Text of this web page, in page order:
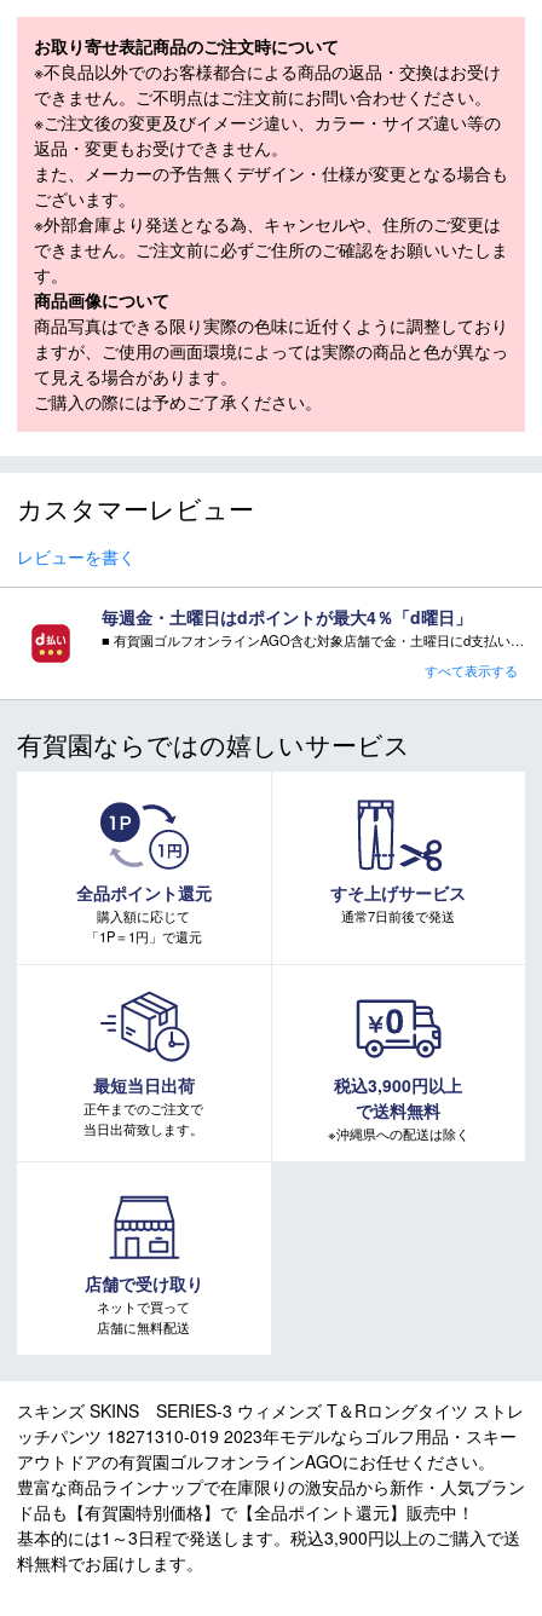
L、ロード ランニング、トレイル ランニング、陸上競技、ダイナ
ミック ヨガ、ジムなどからの回復
原産国：マダガスカル
SPECIFICATION
モデル
素材
ナイロン76％、ポリウレタン24％
メーカー公表サ
イズまたは実寸
サイズ（cm）
サイズガイド
36XS：ウエスト63cm、ヒップ86cm
38S：ウエスト64～73cm、ヒップ91～96cm
40M：ウエスト73～78cm、ヒップ96～
42L：ウエスト78～83cm、ヒップ102～
モデル年
イズ（ヌードサイズ）です。ご自身の身長、ウエストなどにあわせ
てサイズ選びの目安としてください。
・「実寸サイズ」は仕上がりサイズです。サイズ目安とは異なりま
す。また、個体差による若干の誤差があります。
※不良品以外でのお客様都合による商品の返品・交換はお受け
※ご注文後の変更及びイメージ違い、カラー・サイズ違い等の
返品・変更もお受けできません。
また、メーカーの予告無くデザイン・仕様が変更となる場
合もございます。
※外部倉庫より発送となる為、キャンセルや、住所のご変更は
できません。ご注文前に必ずご住所のご確認をお願いいたし
お取り寄せ表記商品のご注文時について
※不良品以外でのお客様都合による商品の返品・交換はお受け
できません。ご不明点はご注文前にお問い合わせください。
※ご注文後の変更及びイメージ違い、カラー・サイズ違い等の
返品・変更もお受けできません。
また、メーカーの予告無くデザイン・仕様が変更となる場合も
ございます。
※外部倉庫より発送となる為、キャンセルや、住所のご変更は
できません。ご注文前に必ずご住所のご確認をお願いいたしま
す。
商品画像について
商品写真はできる限り実際の色味に近付くように調整しており
ますが、ご使用の画面環境によっては実際の商品と色が異なっ
て見える場合があります。
ご購入の際には予めご了承ください。
カスタマーレビュー
レビューを書く
毎週金・土曜日はdポイントが最大4％「d曜日」
■ 有賀園ゴルフオンラインAGO含む対象店舗で金・土曜日にd支払いをすると
■ キャンペーン期間：毎週 金・土曜日 AM 0:00 - PM 23:59
注意事項：
・有賀園ポイントの獲得には別途ログイン/新規登録が必要です。
・本特典は予告なく変更・中止させて頂く場合があります。
・本キャンペーンの特典を受ける場合、ドコモ専用ページでエントリーが必要です。
詳しくはこちらをご確認ください。
キャンペーンページ
すべて表示する
有賀園ならではの嬉しいサービス
全品ポイント還元
購入額に応じて
「1P＝1円」で還元
すそ上げサービス
通常7日前後で発送
最短当日出荷
正午までのご注文で
当日出荷致します。
税込3,900円以上
で送料無料
※沖縄県への配送は除く
店舗で受け取り
ネットで買って
店舗に無料配送
スキンズ SKINS SERIES-3 ウィメンズ T＆Rロングタイツ ストレ
ッチパンツ 18271310-019 2023年モデルならゴルフ用品・スキー
アウトドアの有賀園ゴルフオンラインAGOにお任せください。
豊富な商品ラインナップで在庫限りの激安品から新作・人気ブラン
ド品も【有賀園特別価格】で【全品ポイント還元】販売中！
基本的には1～3日程で発送します。税込3,900円以上のご購入で送
料無料でお届けします。